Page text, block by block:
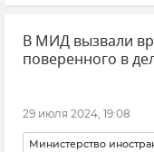
В МИД вызвали
поверенного в
29 июля 2024, 19:08
Министерство